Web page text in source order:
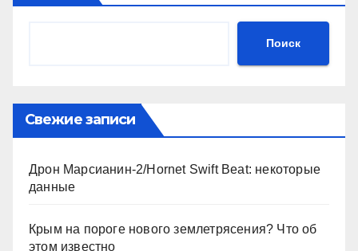
Поиск
Свежие записи
Дрон Марсианин-2/Hornet Swift Beat: некоторые
данные
Крым на пороге нового землетрясения? Что об
этом известно